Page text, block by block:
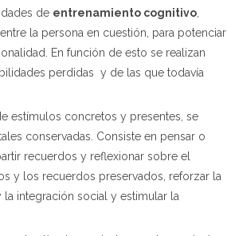
de entrenamiento cognitivo
la persona en cuestión, para potenciar
En función de esto se realizan
perdidas y de las que todavía
estímulos concretos y presentes, se
conservadas. Consiste en pensar o
recuerdos y reflexionar sobre el
y los recuerdos preservados, reforzar la
integración social y estimular la